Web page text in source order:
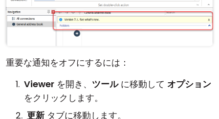
重要な通知をオフにするには：
Viewer を開き、 ツールに移動して オプション
をクリックします。
更新 タブに移動します。